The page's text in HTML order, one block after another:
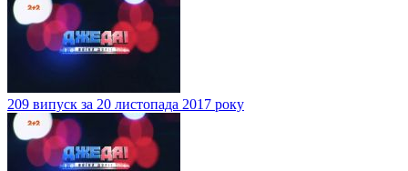
209 випуск за 20 листопада 2017 року